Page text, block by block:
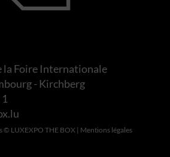
la Foire Internationale
- Kirchberg
© LUXEXPO THE BOX | Mentions légales